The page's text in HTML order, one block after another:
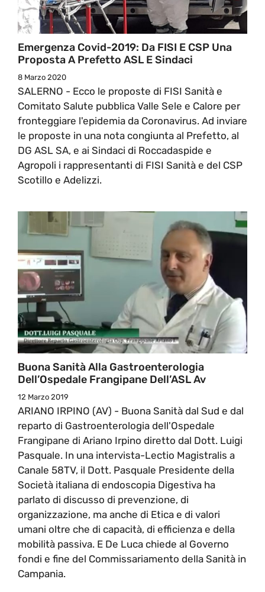
Emergenza Covid-2019: Da FISI E CSP Una
Proposta A Prefetto ASL E Sindaci
8 Marzo 2020
SALERNO - Ecco le proposte di FISI Sanità e
Comitato Salute pubblica Valle Sele e Calore per
fronteggiare l'epidemia da Coronavirus. Ad inviare
le proposte in una nota congiunta al Prefetto, al
DG ASL SA, e ai Sindaci di Roccadaspide e
Agropoli i rappresentanti di FISI Sanità e del CSP
Scotillo e Adelizzi.
Buona Sanità Alla Gastroenterologia
Dell’Ospedale Frangipane Dell’ASL Av
12 Marzo 2019
ARIANO IRPINO (AV) - Buona Sanità dal Sud e dal
reparto di Gastroenterologia dell'Ospedale
Frangipane di Ariano Irpino diretto dal Dott. Luigi
Pasquale. In una intervista-Lectio Magistralis a
Canale 58TV, il Dott. Pasquale Presidente della
Società italiana di endoscopia Digestiva ha
parlato di discusso di prevenzione, di
organizzazione, ma anche di Etica e di valori
umani oltre che di capacità, di efficienza e della
mobilità passiva. E De Luca chiede al Governo
fondi e fine del Commissariamento della Sanità in
Campania.